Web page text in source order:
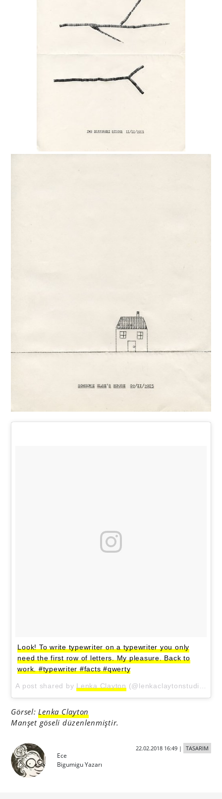
Look! To write typewriter on a typewriter you only
need the first row of letters. My pleasure. Back to
work. #typewriter #facts #qwerty
A post shared byLenka Clayton(@lenkaclaytonstudio) on
Görsel:Lenka Clayton
Manşet göseli düzenlenmiştir.
Ece
Bigumigu Yazarı
22.02.2018 16:49| TASARIM